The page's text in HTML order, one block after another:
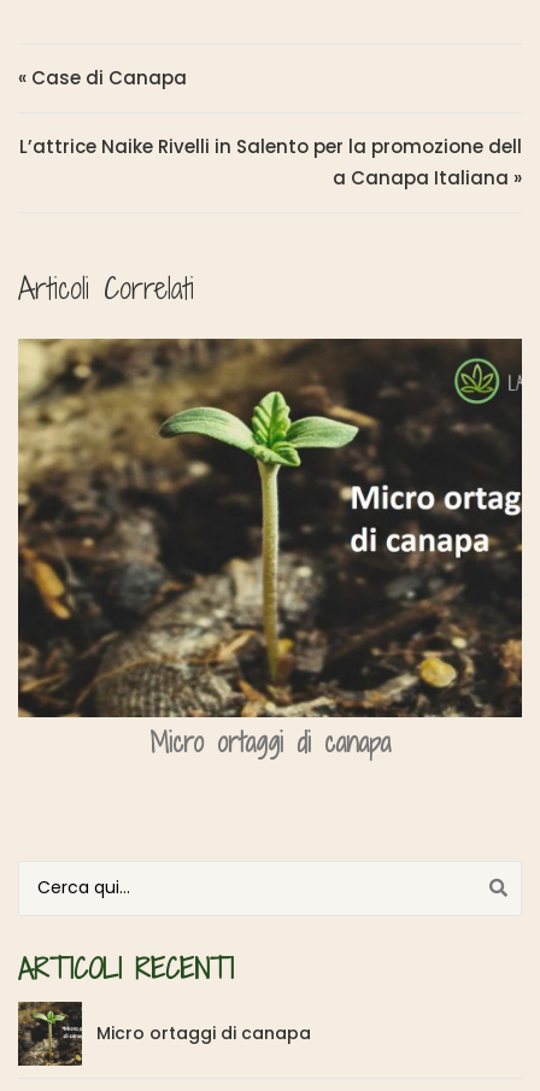
« Case di Canapa
L’attrice Naike Rivelli in Salento per la promozione dell
a Canapa Italiana »
Articoli Correlati
Micro ortaggi di canapa
ARTICOLI RECENTI
Micro ortaggi di canapa